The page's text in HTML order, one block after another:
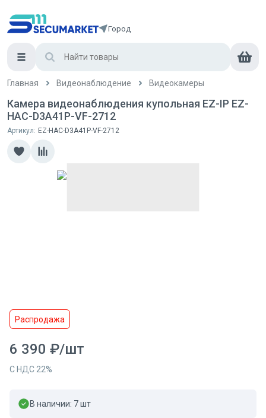
Город
Главная Видеонаблюдение Видеокамеры
Камера видеонаблюдения купольная EZ-IP EZ-
HAC-D3A41P-VF-2712
Артикул: EZ-HAC-D3A41P-VF-2712
Распродажа
6 390 ₽/шт
С НДС 22%
В наличии: 7шт